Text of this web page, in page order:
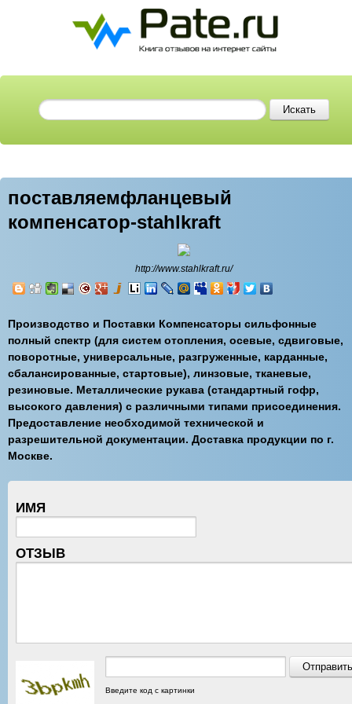
поставляемфланцевый
компенсатор-stahlkraft
http://www.stahlkraft.ru/
Производство и Поставки Компенсаторы сильфонные
полный спектр (для систем отопления, осевые, сдвиговые,
поворотные, универсальные, разгруженные, карданные,
сбалансированные, стартовые), линзовые, тканевые,
резиновые. Металлические рукава (стандартный гофр,
высокого давления) с различными типами присоединения.
Предоставление необходимой технической и
разрешительной документации. Доставка продукции по г.
Москве.
ИМЯ
ОТЗЫВ
Введите код с картинки